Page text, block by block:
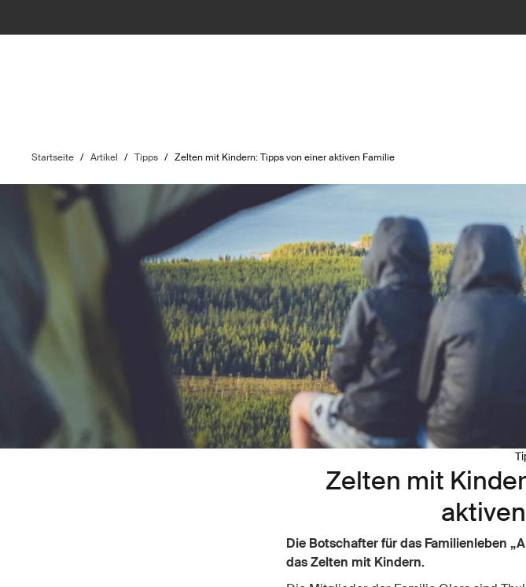
Startseite / Artikel / Tipps / Zelten mit Kindern: Tipps von einer aktiven Familie
Zelten mit
Die Botschafter für das Familienleben
das Zelten mit Kindern.